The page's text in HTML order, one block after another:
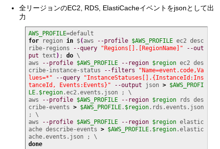
全リージョンのEC2, RDS, ElastiCacheイベントをjsonとして出
力
AWS_PROFILE
for region in $( aws --profile $AWS_PROFILE ec2 desc
ribe-regions
--query "Regions[].[RegionName]"
--out
put text ) ; do \
aws
--profile $AWS_PROFILE --region $region ec2 des
cribe-instance-status
--filters
"Name=event.code,Va
lues=*"
--query
"InstanceStatuses[].{InstanceId:Ins
tanceId, Events:Events}"
--output json > $AWS_PROFI
LE. $region.ec2.events.json ; \
aws
--profile $AWS_PROFILE --region $region rds des
cribe-events > $AWS_PROFILE. $region.rds.events.json
; \
aws
--profile $AWS_PROFILE --region $region elastic
ache describe-events > $AWS_PROFILE. $region.elastic
done